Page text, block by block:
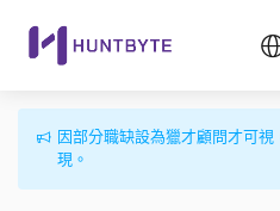
因部分職缺設為獵才顧問才可
現。